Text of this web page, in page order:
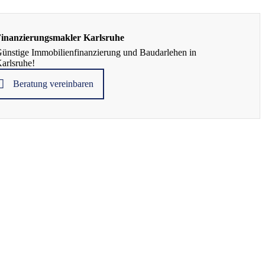
Karlsruhe
Immobilienfinanzierung und Baudarlehen in
Beratung vereinbaren